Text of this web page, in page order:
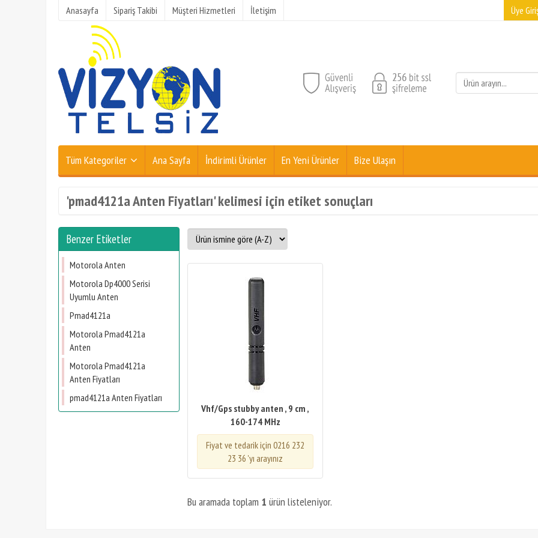
Anasayfa Sipariş Takibi Müşteri Hizmetleri İletişim Üye
Tüm Kategoriler Ana Sayfa İndirimli Ürünler En Yeni Ürünler Bize Ulaşın
'​pmad4121a Anten Fiyatları' kelimesi için etiket sonuçları
Benzer Etiketler
Motorola Anten
Motorola Dp4000 Serisi
Uyumlu Anten
Pmad4121a
Motorola Pmad4121a
Anten
Motorola Pmad4121a
Anten Fiyatları
​pmad4121a Anten Fiyatları
Vhf/Gps stubby anten , 9 cm ,
160-174 MHz
Fiyat ve tedarik için 0216 232
23 36 'yı arayınız
Bu aramada toplam 1 ürün listeleniyor.